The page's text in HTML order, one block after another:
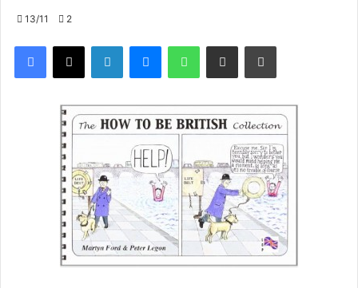
13/11 2
Facebook
X LinkedinMessengerWhatsAppPartager par email Imprimer